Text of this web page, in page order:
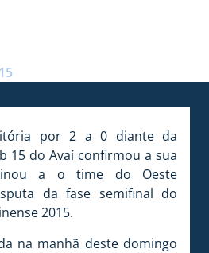
por 2 a 0 diante da
15 do Avaí confirmou a sua
a o time do Oeste
da fase semifinal do
2015.
na manhã deste domingo